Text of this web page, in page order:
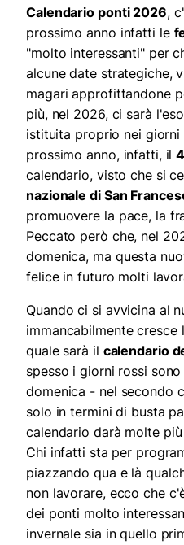
Calendario ponti 2026,
prossimo anno infatti le
"molto interessanti" per
alcune date strategiche,
magari approfittandone
più, nel 2026, ci sarà
istituita proprio nei
prossimo anno, infatti, il
calendario, visto che si
nazionale di San
promuovere la pace, la
Peccato però che, nel
domenica, ma questa
felice in futuro molti
Quando ci si avvicina al
immancabilmente
quale sarà il calendario
spesso i giorni rossi
domenica - nel secondo
solo in termini di busta
calendario darà molte
Chi infatti sta per
piazzando qua e là
non lavorare, ecco che
dei ponti molto
invernale sia in quello